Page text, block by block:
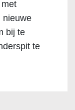
nieuwe
bij te
te